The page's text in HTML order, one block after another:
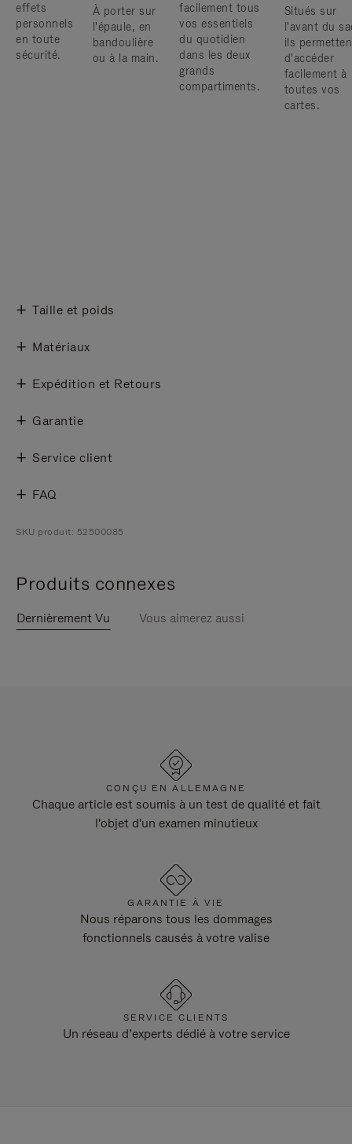
effets
personnels
en toute
sécurité.
À porter sur
l'épaule, en
bandoulière
ou à la main.
facilement tous
vos essentiels
du quotidien
dans les deux
grands
compartiments.
Situés sur
l'avant du
ils
d'accéder
facilement à
toutes vos
cartes.
Taille et poids
Matériaux
Expédition et Retours
Garantie
Service client
FAQ
SKU produit: 52500085
Produits connexes
Dernièrement Vu Vous aimerez aussi
CONÇU EN ALLEMAGNE
Chaque article est soumis à un test de qualité et fait
l'objet d'un examen minutieux
GARANTIE À VIE
Nous réparons tous les dommages
fonctionnels causés à votre valise
SERVICE CLIENTS
Un réseau d’experts dédié à votre service